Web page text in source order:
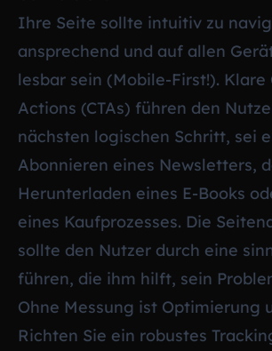
Ihre Seite sollte intuitiv zu
ansprechend und auf allen
lesbar sein (Mobile-First!). Klare
Actions (CTAs) führen den
nächsten logischen Schritt, sei
Abonnieren eines Newsletters,
Herunterladen eines E-Books
eines Kaufprozesses. Die
sollte den Nutzer durch eine
führen, die ihm hilft, sein
Ohne Messung ist Optimierung
Richten Sie ein robustes